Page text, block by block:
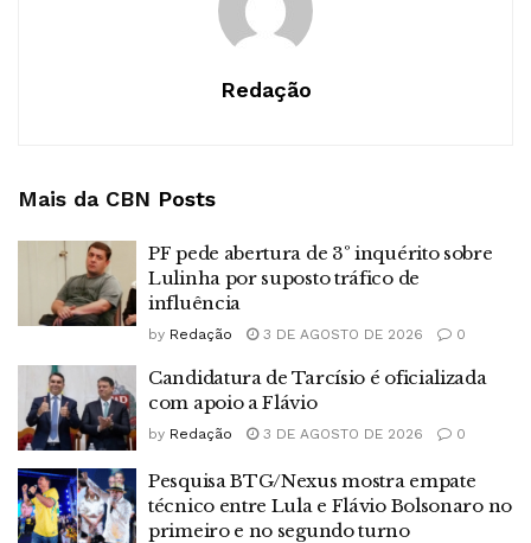
Redação
Mais da CBN Posts
PF pede abertura de 3º inquérito sobre
Lulinha por suposto tráfico de
influência
by Redação 3 DE AGOSTO DE 2026 0
Candidatura de Tarcísio é oficializada
com apoio a Flávio
by Redação 3 DE AGOSTO DE 2026 0
Pesquisa BTG/Nexus mostra empate
técnico entre Lula e Flávio Bolsonaro no
primeiro e no segundo turno